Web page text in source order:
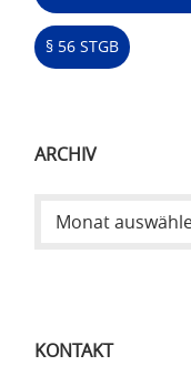
§ 56 STGB
ARCHIV
KONTAKT